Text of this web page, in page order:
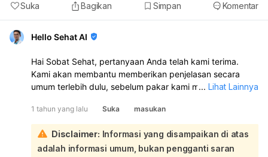
Suka Bagikan Simpan Komentar
Hello Sehat AI
Hai Sobat Sehat, pertanyaan Anda telah kami terima.
Kami akan membantu memberikan penjelasan secara
umum terlebih dulu, sebelum pakar kami memberikan
Saya kurang paham dengan pertanyaan Anda. Bisa
tolong berikan informasi lebih lanjut?
... Lihat Lainnya
1 tahun yang lalu Suka masukan
Disclaimer: Informasi yang disampaikan di atas
adalah informasi umum, bukan pengganti saran